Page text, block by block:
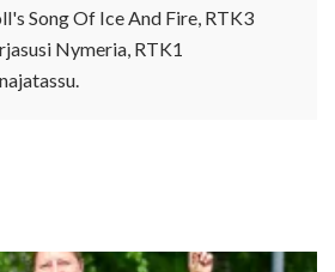
Song Of Ice And Fire, RTK3
Nymeria, RTK1